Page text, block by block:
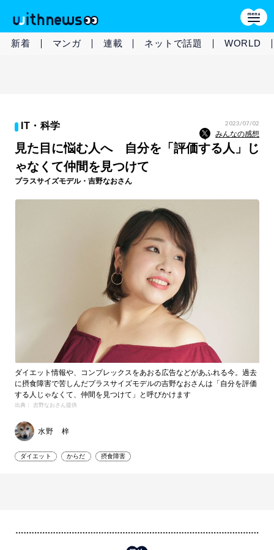
新着 マンガ 連載 ネットで話題 WORLD
IT・科学 2023/07/02
みんなの感想
見た目に悩む人へ 自分を「評価する人」じ
ゃなくて仲間を見つけて
プラスサイズモデル・吉野なおさん
ダイエット情報や、コンプレックスをあおる広告などがあふれる今。過去
に摂食障害で苦しんだプラスサイズモデルの吉野なおさんは「自分を評価
する人じゃなくて、仲間を見つけて」と呼びかけます
出典： 吉野なおさん提供
水野 梓
ダイエット からだ 摂食障害